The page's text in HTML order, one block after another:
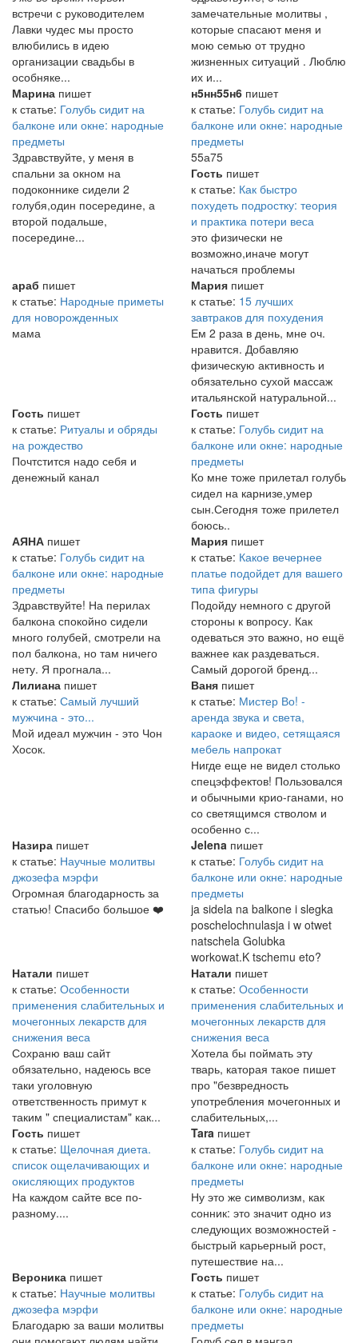
встречи с руководителем
Лавки чудес мы просто
влюбились в идею
организации свадьбы в
особняке...
замечательные молитвы ,
которые спасают меня и
мою семью от трудно
жизненных ситуаций . Люблю
их и...
Марина пишет
к статье: Голубь сидит на
балконе или окне: народные
предметы
Здравствуйте, у меня в
спальни за окном на
подоконнике сидели 2
голубя,один посередине, а
второй подальше,
посередине...
н5нн55н6 пишет
к статье: Голубь сидит на
балконе или окне: народные
предметы
55а75
Гость пишет
к статье: Как быстро
похудеть подростку: теория
и практика потери веса
это физически не
возможно,иначе могут
начаться проблемы
араб пишет
к статье: Народные приметы
для новорожденных
мама
Мария пишет
к статье: 15 лучших
завтраков для похудения
Ем 2 раза в день, мне оч.
нравится. Добавляю
физическую активность и
обязательно сухой массаж
итальянской натуральной...
Гость пишет
к статье: Ритуалы и обряды
на рождество
Почтстится надо себя и
денежный канал
Гость пишет
к статье: Голубь сидит на
балконе или окне: народные
предметы
Ко мне тоже прилетал голубь
сидел на карнизе,умер
сын.Сегодня тоже прилетел
боюсь..
АЯНА пишет
к статье: Голубь сидит на
балконе или окне: народные
предметы
Здравствуйте! На перилах
балкона спокойно сидели
много голубей, смотрели на
пол балкона, но там ничего
нету. Я прогнала...
Мария пишет
к статье: Какое вечернее
платье подойдет для вашего
типа фигуры
Подойду немного с другой
стороны к вопросу. Как
одеваться это важно, но ещё
важнее как раздеваться.
Самый дорогой бренд...
Лилиана пишет
к статье: Самый лучший
мужчина - это...
Мой идеал мужчин - это Чон
Хосок.
Ваня пишет
к статье: Мистер Во! -
аренда звука и света,
караоке и видео, сетящаяся
мебель напрокат
Нигде еще не видел столько
спецэффектов! Пользовался
и обычными крио-ганами, но
со светящимся стволом и
особенно с...
Назира пишет
к статье: Научные молитвы
джозефа мэрфи
Огромная благодарность за
статью! Спасибо большое ❤️
Jelena пишет
к статье: Голубь сидит на
балконе или окне: народные
предметы
ja sidela na balkone i slegka
poschelochnulasja i w otwet
natschela Golubka
workowat.K tschemu eto?
Натали пишет
к статье: Особенности
применения слабительных и
мочегонных лекарств для
снижения веса
Сохраню ваш сайт
обязательно, надеюсь все
таки уголовную
ответственность примут к
таким " специалистам" как...
Натали пишет
к статье: Особенности
применения слабительных и
мочегонных лекарств для
снижения веса
Хотела бы поймать эту
тварь, каторая такое пишет
про "безвредность
употребления мочегонных и
слабительных,...
Гость пишет
к статье: Щелочная диета.
список ощелачивающих и
окисляющих продуктов
На каждом сайте все по-
разному....
Tara пишет
к статье: Голубь сидит на
балконе или окне: народные
предметы
Ну это же символизм, как
сонник: это значит одно из
следующих возможностей -
быстрый карьерный рост,
путешествие на...
Вероника пишет
к статье: Научные молитвы
джозефа мэрфи
Благодарю за ваши молитвы
Гость пишет
к статье: Голубь сидит на
балконе или окне: народные
предметы